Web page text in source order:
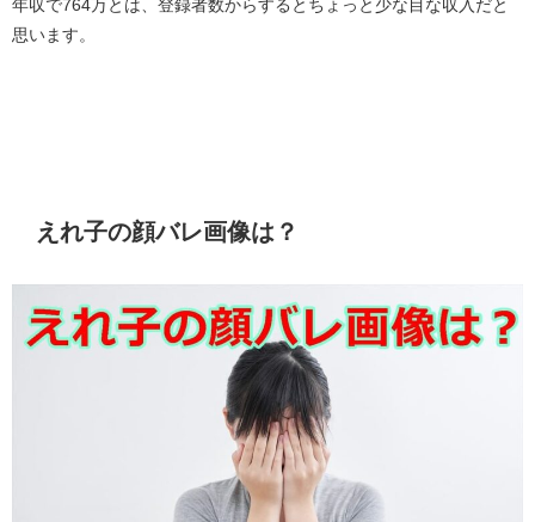
年収で764万とは、登録者数からするとちょっと少な目な収入だと
思います。
えれ子の顔バレ画像は？